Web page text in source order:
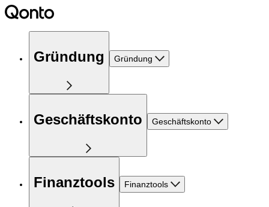
Gründung Gründung
Geschäftskonto Geschäftskonto
Finanztools Finanztools